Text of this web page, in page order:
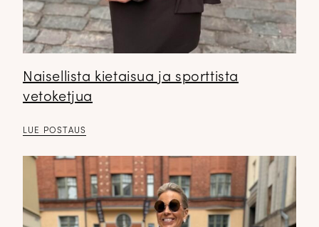
Naisellista kietaisua ja sporttista
vetoketjua
LUE POSTAUS